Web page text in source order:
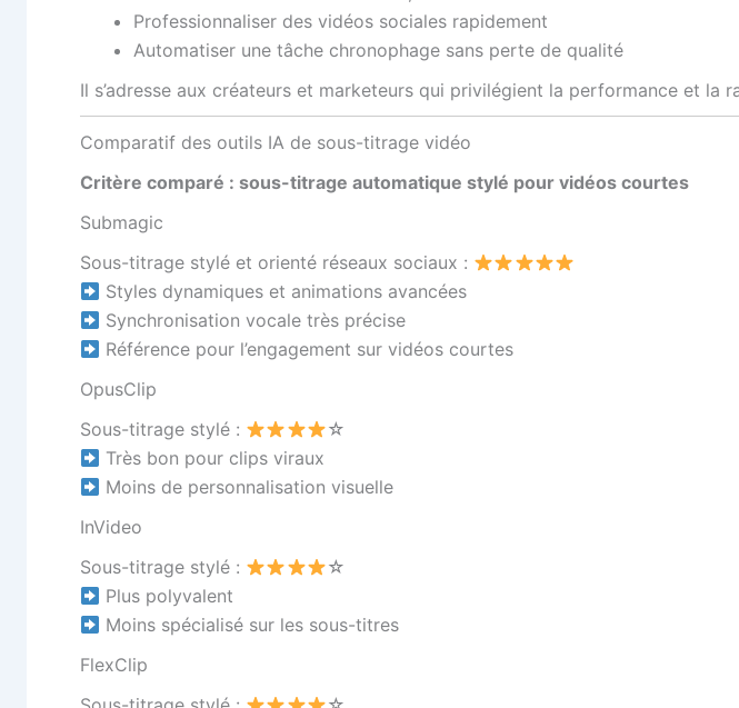
Professionnaliser des vidéos sociales rapidement
Automatiser une tâche chronophage sans perte de qualité
Il s’adresse aux créateurs et marketeurs qui privilégient la performance et la
Comparatif des outils IA de sous-titrage vidéo
Critère comparé : sous-titrage automatique stylé pour vidéos courtes
Submagic
Sous-titrage stylé et orienté réseaux sociaux :
Styles dynamiques et animations avancées
Synchronisation vocale très précise
Référence pour l’engagement sur vidéos courtes
OpusClip
Sous-titrage stylé :
☆
Très bon pour clips viraux
Moins de personnalisation visuelle
InVideo
Sous-titrage stylé :
☆
Plus polyvalent
Moins spécialisé sur les sous-titres
FlexClip